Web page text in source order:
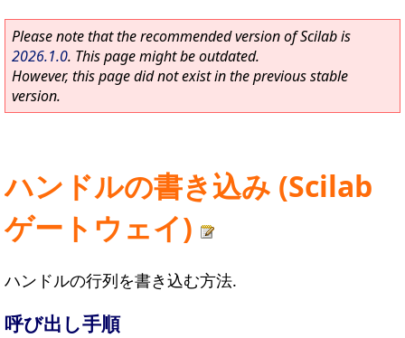
Please note that the recommended version of Scilab is
2026.1.0. This page might be outdated.
However, this page did not exist in the previous stable
version.
ハンドルの書き込み (Scilab
ゲートウェイ)
ハンドルの行列を書き込む方法.
呼び出し手順